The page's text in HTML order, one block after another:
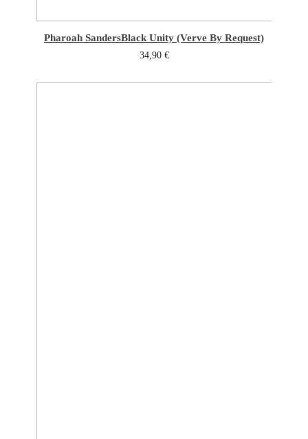
Pharoah SandersBlack Unity (Verve By Request)
34,90 €